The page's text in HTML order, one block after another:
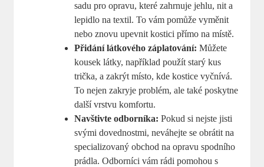
sadu pro opravu, které zahrnuje jehlu, nit a
lepidlo na textil. To vám pomůže vyměnit
nebo znovu upevnit kostici přímo na místě.
Přidání látkového záplatování: Můžete
kousek látky, například použít starý kus
trička, a zakrýt místo, kde kostice vyčnívá.
To nejen zakryje problém, ale také poskytne
další vrstvu komfortu.
Navštivte odborníka: Pokud si nejste jisti
svými dovednostmi, neváhejte se obrátit na
specializovaný obchod na opravu spodního
prádla. Odborníci vám rádi pomohou s